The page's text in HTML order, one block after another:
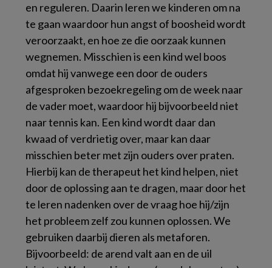
en reguleren. Daarin leren we kinderen om na
te gaan waardoor hun angst of boosheid wordt
veroorzaakt, en hoe ze die oorzaak kunnen
wegnemen. Misschien is een kind wel boos
omdat hij vanwege een door de ouders
afgesproken bezoekregeling om de week naar
de vader moet, waardoor hij bijvoorbeeld niet
naar tennis kan. Een kind wordt daar dan
kwaad of verdrietig over, maar kan daar
misschien beter met zijn ouders over praten.
Hierbij kan de therapeut het kind helpen, niet
door de oplossing aan te dragen, maar door het
te leren nadenken over de vraag hoe hij/zijn
het probleem zelf zou kunnen oplossen. We
gebruiken daarbij dieren als metaforen.
Bijvoorbeeld: de arend valt aan en de uil